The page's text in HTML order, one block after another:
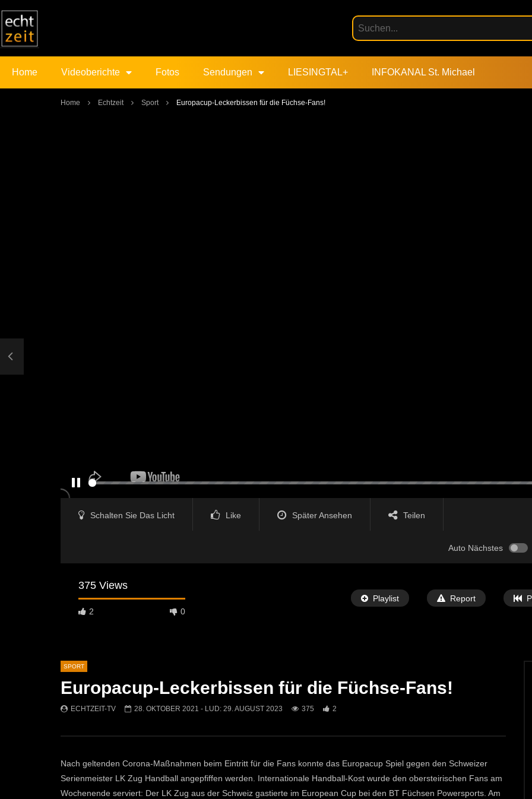
Home Videoberichte Fotos Sendungen LIESINGTAL+ INFOKANAL St. Michael
Home Echtzeit Sport Europacup-Leckerbissen für die Füchse-Fans!
Schalten Sie Das Licht Like Später Ansehen Teilen
Auto Nächstes
375 Views
2 0
Playlist Report
Später Ansehen
05:01 Später Ansehen
08:57 05:10
SPORT
Europacup-Leckerbissen für die Füchse-Fans!
ECHTZEIT-TV 28. OKTOBER 2021 - LUD: 29. AUGUST 2023 375 2
Nach geltenden Corona-Maßnahmen beim Eintritt für die Fans konnte das Europacup Spiel gegen den Schweizer
Serienmeister LK Zug Handball angepfiffen werden. Internationale Handball-Kost wurde den obersteirischen Fans am
Wochenende serviert: Der LK Zug aus der Schweiz gastierte im European Cup bei den BT Füchsen Powersports. Am